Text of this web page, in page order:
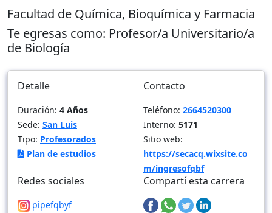
Facultad de Química, Bioquímica y Farmacia
Te egresas como: Profesor/a Universitario/a
de Biología
Detalle
Duración: 4 Años
Sede: San Luis
Tipo: Profesorados
Plan de estudios
Contacto
Teléfono: 2664520300
Interno: 5171
Sitio web:
https://secacq.wixsite.co
m/ingresofqbf
Redes sociales
pipefqbyf
Compartí esta carrera